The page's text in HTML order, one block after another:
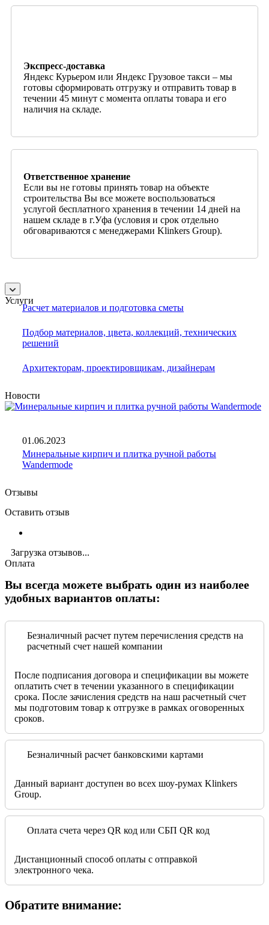
Экспресс-доставка
Яндекс Курьером или Яндекс Грузовое такси – мы
готовы сформировать отгрузку и отправить товар в
течении 45 минут с момента оплаты товара и его
наличия на складе.
Ответственное хранение
Если вы не готовы принять товар на объекте
строительства Вы все можете воспользоваться
услугой бесплатного хранения в течении 14 дней на
нашем складе в г.Уфа (условия и срок отдельно
обговариваются с менеджерами Klinkers Group).
Услуги
Расчет материалов и подготовка сметы
Подбор материалов, цвета, коллекций, технических
решений
Архитекторам, проектировщикам, дизайнерам
Новости
01.06.2023
Минеральные кирпич и плитка ручной работы
Wandermode
Отзывы
Оставить отзыв
Загрузка отзывов...
Оплата
Вы всегда можете выбрать один из наиболее
удобных вариантов оплаты:
Безналичный расчет путем перечисления средств на
расчетный счет нашей компании
После подписания договора и спецификации вы можете
оплатить счет в течении указанного в спецификации
срока. После зачисления средств на наш расчетный счет
мы подготовим товар к отгрузке в рамках оговоренных
сроков.
Безналичный расчет банковскими картами
Данный вариант доступен во всех шоу-румах Klinkers
Group.
Оплата счета через QR код или СБП QR код
Дистанционный способ оплаты с отправкой
электронного чека.
Обратите внимание: